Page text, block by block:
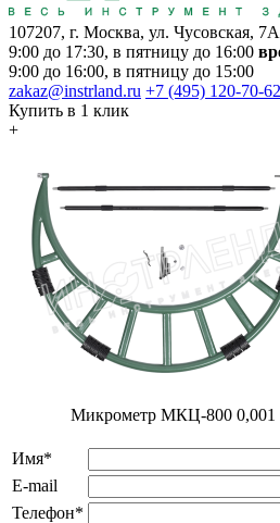
107207, г. Москва, ул. Чусовская, 7А
9:00 до 17:30, в пятницу до 16:00
9:00 до 16:00, в пятницу до 15:00
zakaz@instrland.ru +7 (495) 120-70-62
Купить в 1 клик
+
Микрометр МКЦ-800 0,001
Имя*
E-mail
Телефон*